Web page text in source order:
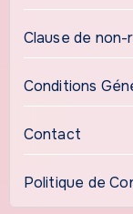
Clause de
Conditions
Contact
Politique de